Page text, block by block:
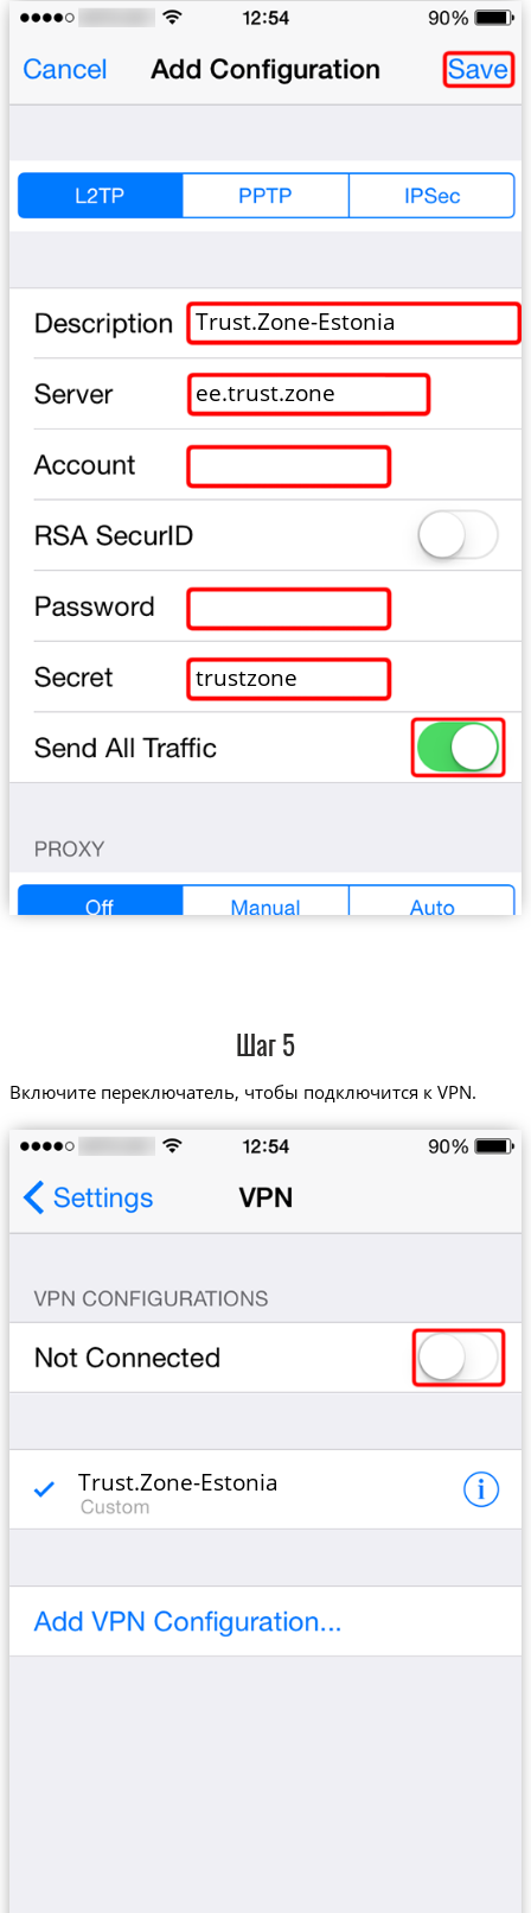
Trust.Zone-Estonia
ee.trust.zone
trustzone
Шаг 5
Включите переключатель, чтобы подключится к VPN.
Trust.Zone-Estonia